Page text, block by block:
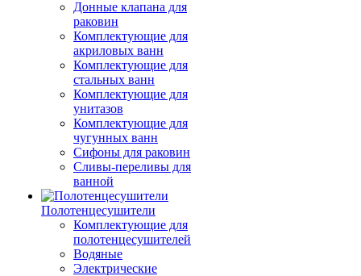
Донные клапана для
раковин
Комплектующие для
акриловых ванн
Комплектующие для
стальных ванн
Комплектующие для
унитазов
Комплектующие для
чугунных ванн
Сифоны для раковин
Сливы-переливы для
ванной
Полотенцесушители
Комплектующие для
полотенцесушителей
Водяные
Электрические